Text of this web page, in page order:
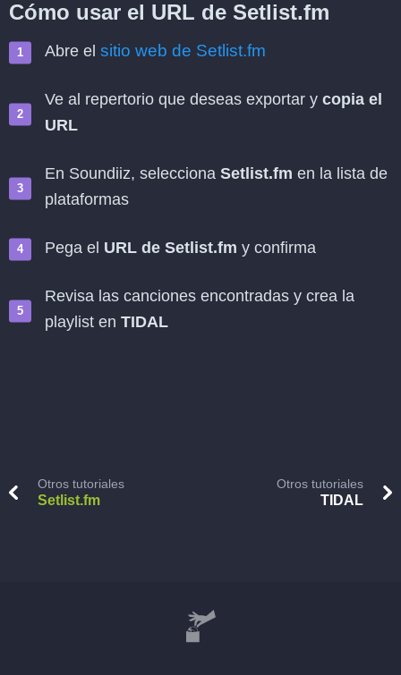
Cómo usar el URL de Setlist.fm
Abre el sitio web de Setlist.fm
Ve al repertorio que deseas exportar y copia el
URL
En Soundiiz, selecciona Setlist.fm en la lista de
plataformas
Pega el URL de Setlist.fm y confirma
Revisa las canciones encontradas y crea la
playlist en TIDAL
Otros tutoriales
Setlist.fm
Otros tutoriales
TIDAL